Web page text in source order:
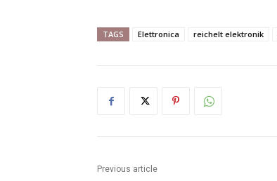
TAGS Elettronica reichelt elektronik
Previous article